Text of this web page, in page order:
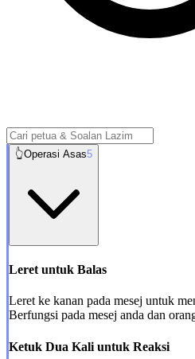
👆Operasi Asas5
Leret untuk Balas
Leret ke kanan pada mesej untuk
Berfungsi pada mesej anda dan
Ketuk Dua Kali untuk Reaksi